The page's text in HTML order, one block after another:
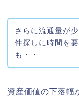
さらに流通量が
件探しに時間を
も・・
資産価値の下落幅